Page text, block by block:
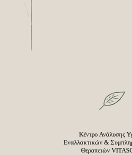
Κέντρο Ανάλυσης
Εναλλακτικών &
Θεραπειών